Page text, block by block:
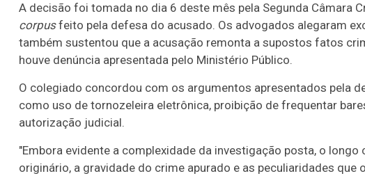
A decisão foi tomada no dia 6 deste mês pela Segunda Câmara
corpusfeito pela defesa do acusado. Os advogados alegaram
também sustentou que a acusação remonta a supostos fatos
houve denúncia apresentada pelo Ministério Público.
O colegiado concordou com os argumentos apresentados pela
como uso de tornozeleira eletrônica, proibição de frequentar
autorização judicial.
"Embora evidente a complexidade da investigação posta, o
originário, a gravidade do crime apurado e as peculiaridades